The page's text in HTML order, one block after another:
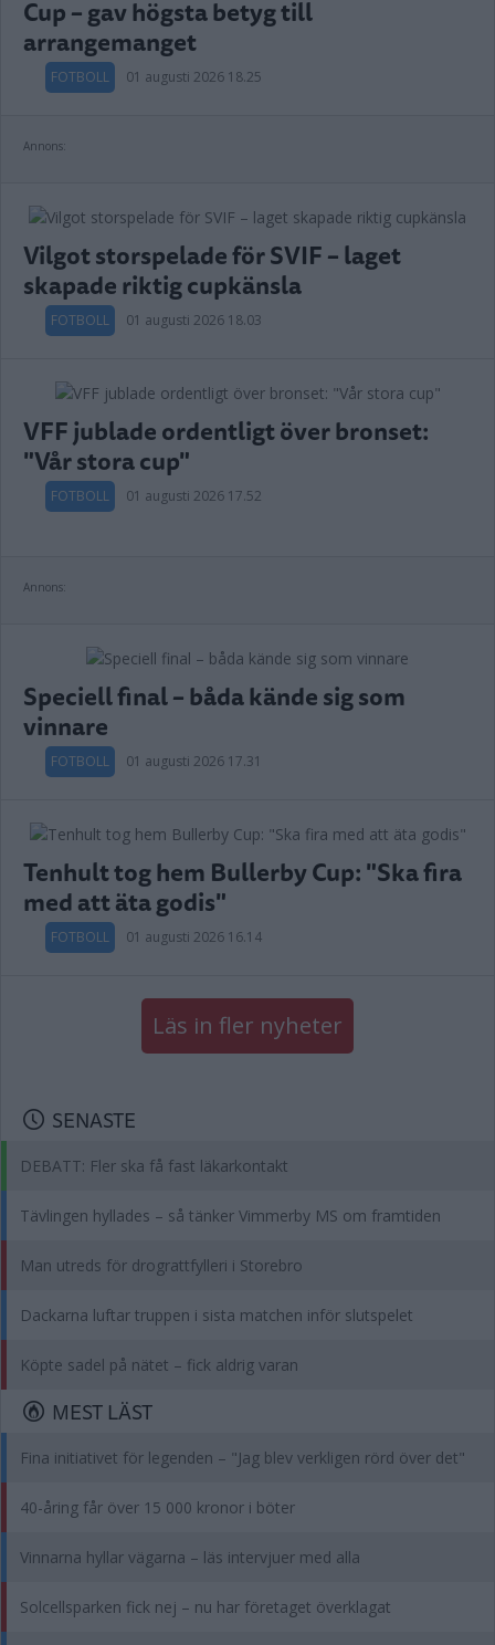
Cup – gav högsta betyg till
arrangemanget
FOTBOLL 01 augusti 2026 18.25
Annons:
Vilgot storspelade för SVIF – laget
skapade riktig cupkänsla
FOTBOLL 01 augusti 2026 18.03
VFF jublade ordentligt över bronset:
"Vår stora cup"
FOTBOLL 01 augusti 2026 17.52
Annons:
Speciell final – båda kände sig som
vinnare
FOTBOLL 01 augusti 2026 17.31
Tenhult tog hem Bullerby Cup: "Ska fira
med att äta godis"
FOTBOLL 01 augusti 2026 16.14
Läs in fler nyheter
SENASTE
DEBATT: Fler ska få fast läkarkontakt
Tävlingen hyllades – så tänker Vimmerby MS om framtiden
Man utreds för drograttfylleri i Storebro
Dackarna luftar truppen i sista matchen inför slutspelet
Köpte sadel på nätet – fick aldrig varan
MEST LÄST
Fina initiativet för legenden – "Jag blev verkligen rörd över det"
40-åring får över 15 000 kronor i böter
Vinnarna hyllar vägarna – läs intervjuer med alla
Solcellsparken fick nej – nu har företaget överklagat